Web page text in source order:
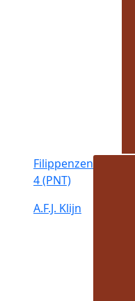
Filippenzen
4 (PNT)
A.F.J. Klijn